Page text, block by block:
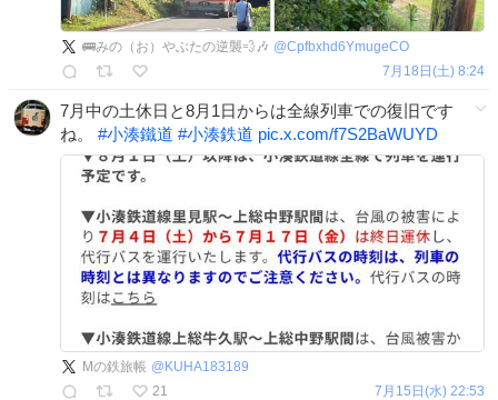
🚌みの（お）やぶたの逆襲💨🎶 @Cpfbxhd6YmugeCO
7月18日(土) 8:24
7月中の土休日と8月1日からは全線列車での復旧です
ね。 #小湊鐵道 #小湊鉄道 pic.x.com/f7S2BaWUYD
Mの鉄旅帳 @ KUHA183189
21
7月15日(水) 22:53